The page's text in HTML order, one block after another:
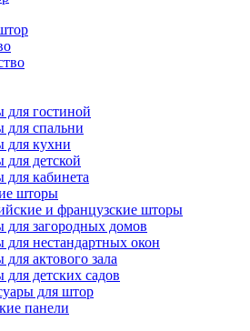
гостиной
спальни
кухни
детской
кабинета
шторы
и французские шторы
загородных домов
нестандартных окон
актового зала
детских садов
для штор
панели